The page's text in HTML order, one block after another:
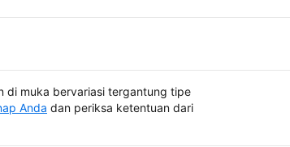
di muka bervariasi tergantung tipe
Anda dan periksa ketentuan dari